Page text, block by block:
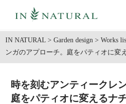
IN NATURAL >Garden design >Works
ンガのアプローチ。庭をパティオに変
時を刻むアンティークレ
庭をパティオに変えるナ